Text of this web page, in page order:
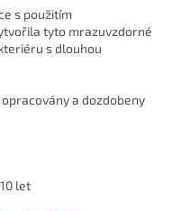
s použitím
tyto mrazuvzdorné
s dlouhou
a dozdobeny
let